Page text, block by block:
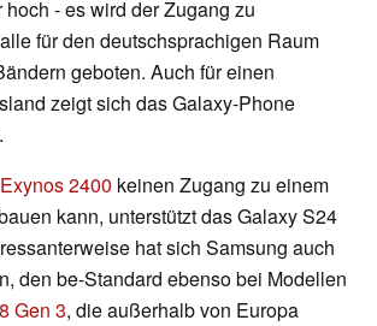
- es wird der Zugang zu
für den deutschsprachigen Raum
geboten. Auch für einen
zeigt sich das Galaxy-Phone
Exynos 2400 keinen Zugang zu einem
kann, unterstützt das Galaxy S24
hat sich Samsung auch
den be-Standard ebenso bei Modellen
Gen 3, die außerhalb von Europa